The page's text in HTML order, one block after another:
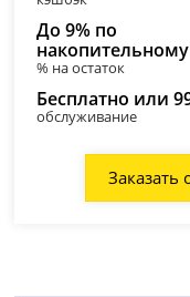
До 9% по
накопительному
% на остаток
Бесплатно или
обслуживание
Заказать